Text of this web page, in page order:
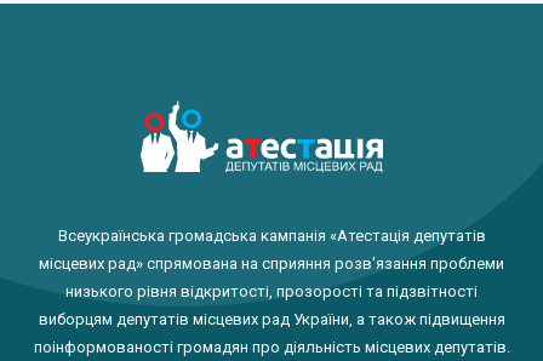
Всеукраїнська громадська кампанія «Атестація депутатів
місцевих рад» спрямована на сприяння розв'язання проблеми
низького рівня відкритості, прозорості та підзвітності
виборцям депутатів місцевих рад України, а також підвищення
поінформованості громадян про діяльність місцевих депутатів.